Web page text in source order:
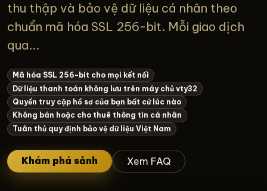
thu thập và bảo vệ dữ liệu cá nhân theo
chuẩn mã hóa SSL 256-bit. Mỗi giao dịch
qua...
Mã hóa SSL 256-bit cho mọi kết nối
Dữ liệu thanh toán không lưu trên máy chủ vty32
Quyền truy cập hồ sơ của bạn bất cứ lúc nào
Không bán hoặc cho thuê thông tin cá nhân
Tuân thủ quy định bảo vệ dữ liệu Việt Nam
Khám phá sảnh Xem FAQ